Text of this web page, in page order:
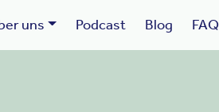
uns Podcast Blog FAQ